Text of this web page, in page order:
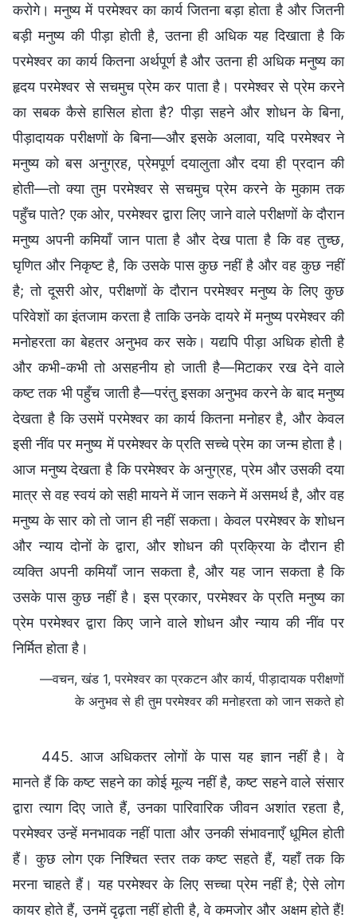
करोगे। मनुष्य में परमेश्वर का कार्य जितना बड़ा होता है और जितनी
बड़ी मनुष्य की पीड़ा होती है, उतना ही अधिक यह दिखाता है कि
परमेश्वर का कार्य कितना अर्थपूर्ण है और उतना ही अधिक मनुष्य का
हृदय परमेश्वर से सचमुच प्रेम कर पाता है। परमेश्वर से प्रेम करने
का सबक कैसे हासिल होता है? पीड़ा सहने और शोधन के बिना,
पीड़ादायक परीक्षणों के बिना—और इसके अलावा, यदि परमेश्वर ने
मनुष्य को बस अनुग्रह, प्रेमपूर्ण दयालुता और दया ही प्रदान की
होती—तो क्या तुम परमेश्वर से सचमुच प्रेम करने के मुकाम तक
पहुँच पाते? एक ओर, परमेश्वर द्वारा लिए जाने वाले परीक्षणों के दौरान
मनुष्य अपनी कमियाँ जान पाता है और देख पाता है कि वह तुच्छ,
घृणित और निकृष्ट है, कि उसके पास कुछ नहीं है और वह कुछ नहीं
है; तो दूसरी ओर, परीक्षणों के दौरान परमेश्वर मनुष्य के लिए कुछ
परिवेशों का इंतजाम करता है ताकि उनके दायरे में मनुष्य परमेश्वर की
मनोहरता का बेहतर अनुभव कर सके। यद्यपि पीड़ा अधिक होती है
और कभी-कभी तो असहनीय हो जाती है—मिटाकर रख देने वाले
कष्ट तक भी पहुँच जाती है—परंतु इसका अनुभव करने के बाद मनुष्य
देखता है कि उसमें परमेश्वर का कार्य कितना मनोहर है, और केवल
इसी नींव पर मनुष्य में परमेश्वर के प्रति सच्चे प्रेम का जन्म होता है।
आज मनुष्य देखता है कि परमेश्वर के अनुग्रह, प्रेम और उसकी दया
मात्र से वह स्वयं को सही मायने में जान सकने में असमर्थ है, और वह
मनुष्य के सार को तो जान ही नहीं सकता। केवल परमेश्वर के शोधन
और न्याय दोनों के द्वारा, और शोधन की प्रक्रिया के दौरान ही
व्यक्ति अपनी कमियाँ जान सकता है, और यह जान सकता है कि
उसके पास कुछ नहीं है। इस प्रकार, परमेश्वर के प्रति मनुष्य का
प्रेम परमेश्वर द्वारा किए जाने वाले शोधन और न्याय की नींव पर
निर्मित होता है।
—वचन, खंड 1, परमेश्वर का प्रकटन और कार्य, पीड़ादायक परीक्षणों
के अनुभव से ही तुम परमेश्वर की मनोहरता को जान सकते हो
445. आज अधिकतर लोगों के पास यह ज्ञान नहीं है। वे
मानते हैं कि कष्ट सहने का कोई मूल्य नहीं है, कष्ट सहने वाले संसार
द्वारा त्याग दिए जाते हैं, उनका पारिवारिक जीवन अशांत रहता है,
परमेश्वर उन्हें मनभावक नहीं पाता और उनकी संभावनाएँ धूमिल होती
हैं। कुछ लोग एक निश्चित स्तर तक कष्ट सहते हैं, यहाँ तक कि
मरना चाहते हैं। यह परमेश्वर के लिए सच्चा प्रेम नहीं है; ऐसे लोग
कायर होते हैं, उनमें दृढ़ता नहीं होती है, वे कमजोर और अक्षम होते हैं!